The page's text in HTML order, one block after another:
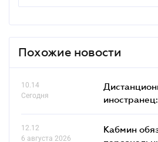
Похожие новости
10.14
Сегодня
12.12
6 августа 2026
Кабмин